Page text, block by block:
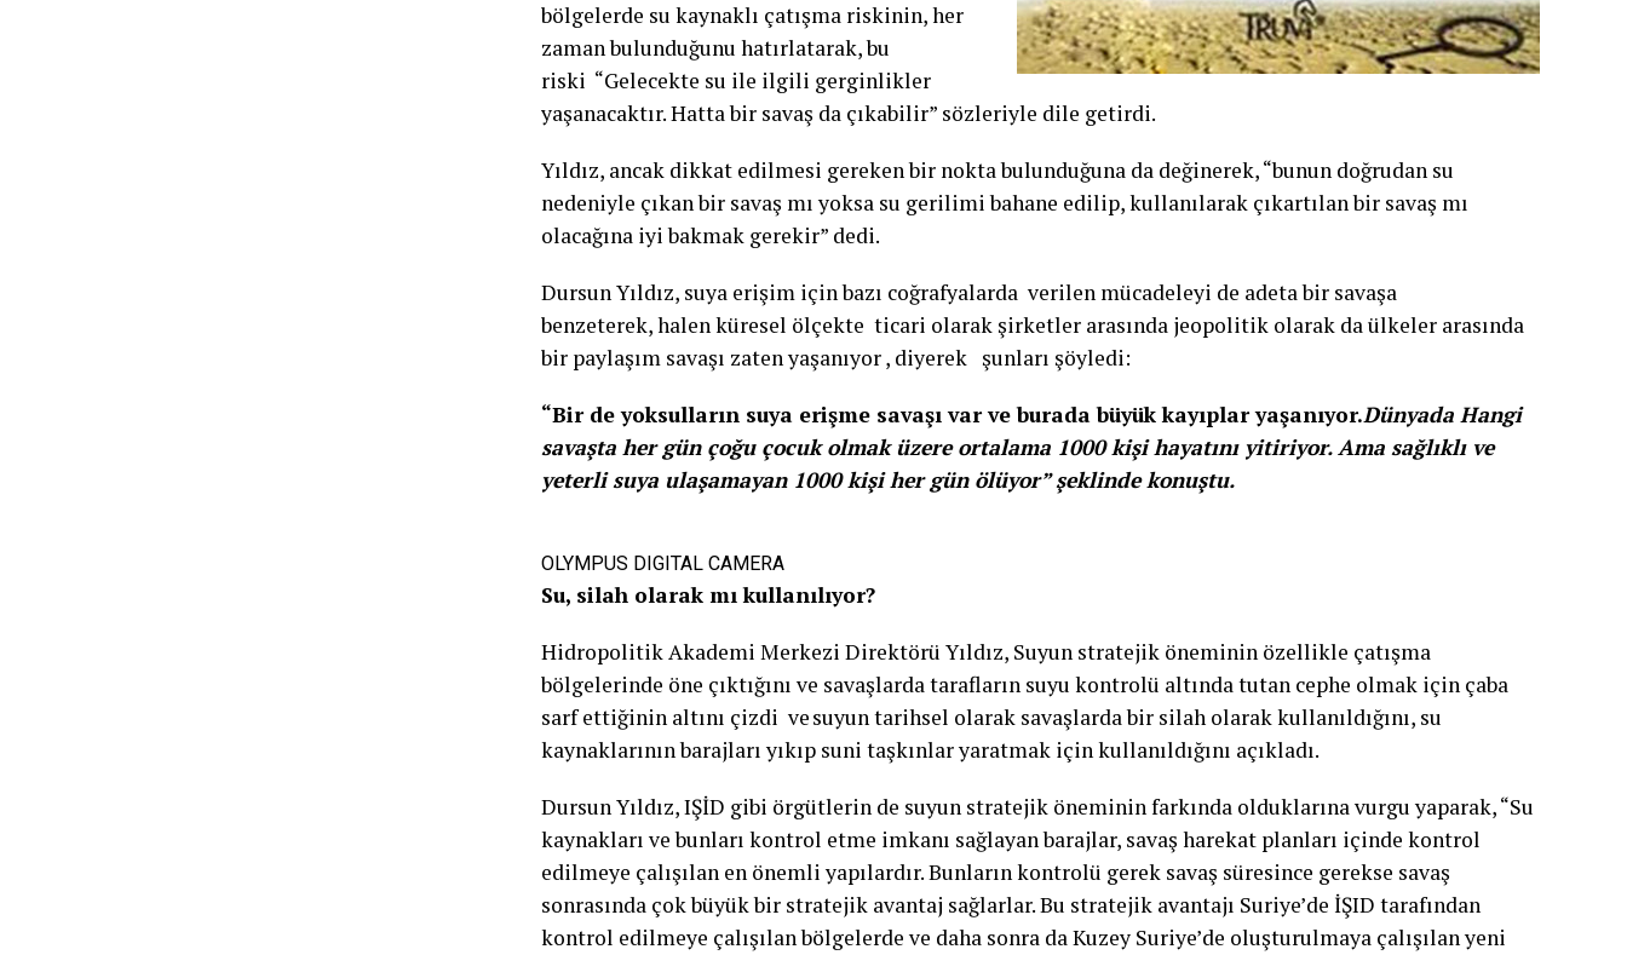
bölgelerde su kaynaklı çatışma riskinin, her
zaman bulunduğunu hatırlatarak, bu
riski “Gelecekte su ile ilgili gerginlikler
yaşanacaktır. Hatta bir savaş da çıkabilir” sözleriyle dile getirdi.
Yıldız, ancak dikkat edilmesi gereken bir nokta bulunduğuna da değinerek, “bunun doğrudan su
nedeniyle çıkan bir savaş mı yoksa su gerilimi bahane edilip, kullanılarak çıkartılan bir savaş mı
olacağına iyi bakmak gerekir” dedi.
Dursun Yıldız, suya erişim için bazı coğrafyalarda verilen mücadeleyi de adeta bir savaşa
benzeterek, halen küresel ölçekte ticari olarak şirketler arasında jeopolitik olarak da ülkeler arasında
bir paylaşım savaşı zaten yaşanıyor , diyerek şunları şöyledi:
“Bir de yoksulların suya erişme savaşı var ve burada büyük kayıplar yaşanıyor.Dünyada Hangi
savaşta her gün çoğu çocuk olmak üzere ortalama 1000 kişi hayatını yitiriyor. Ama sağlıklı ve
yeterli suya ulaşamayan 1000 kişi her gün ölüyor” şeklinde konuştu.
OLYMPUS DIGITAL CAMERA
Su, silah olarak mı kullanılıyor?
Hidropolitik Akademi Merkezi Direktörü Yıldız, Suyun stratejik öneminin özellikle çatışma
bölgelerinde öne çıktığını ve savaşlarda tarafların suyu kontrolü altında tutan cephe olmak için çaba
sarf ettiğinin altını çizdi ve suyun tarihsel olarak savaşlarda bir silah olarak kullanıldığını, su
kaynaklarının barajları yıkıp suni taşkınlar yaratmak için kullanıldığını açıkladı.
Dursun Yıldız, IŞİD gibi örgütlerin de suyun stratejik öneminin farkında olduklarına vurgu yaparak, “Su
kaynakları ve bunları kontrol etme imkanı sağlayan barajlar, savaş harekat planları içinde kontrol
edilmeye çalışılan en önemli yapılardır. Bunların kontrolü gerek savaş süresince gerekse savaş
sonrasında çok büyük bir stratejik avantaj sağlarlar. Bu stratejik avantajı Suriye’de İŞID tarafından
kontrol edilmeye çalışılan bölgelerde ve daha sonra da Kuzey Suriye’de oluşturulmaya çalışılan yeni